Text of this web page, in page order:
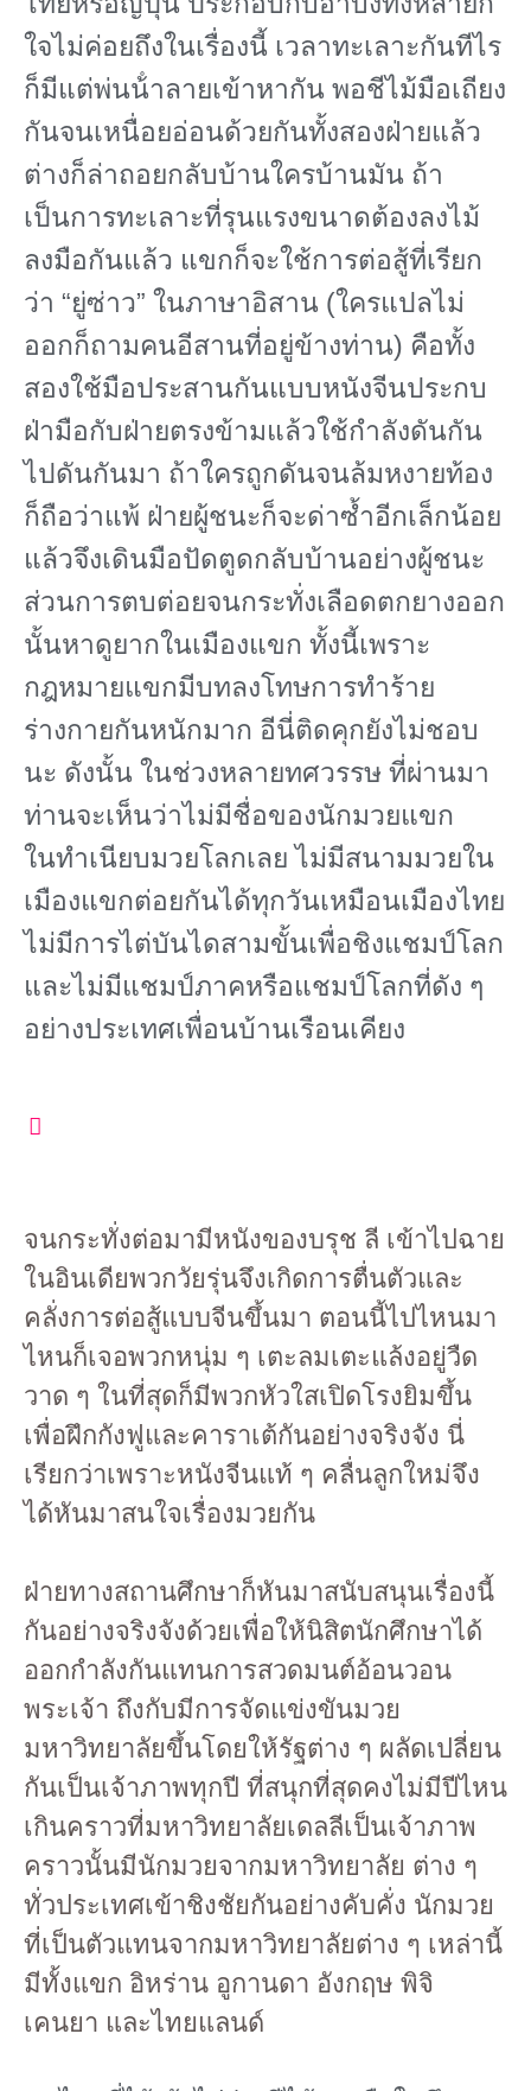
ใจไม่ค่อยถึงในเรื่องนี้ เวลาทะเลาะกันทีไร
ก็มีแต่พ่นน้ําลายเข้าหากัน พอชีไม้มือเถียง
กันจนเหนื่อยอ่อนด้วยกันทั้งสองฝ่ายแล้ว
ต่างก็ล่าถอยกลับบ้านใครบ้านมัน ถ้า
เป็นการทะเลาะที่รุนแรงขนาดต้องลงไม้
ลงมือกันแล้ว แขกก็จะใช้การต่อสู้ที่เรียก
ว่า “ยู่ซ่าว” ในภาษาอิสาน (ใครแปลไม่
ออกก็ถามคนอีสานที่อยู่ข้างท่าน) คือทั้ง
สองใช้มือประสานกันแบบหนังจีนประกบ
ฝ่ามือกับฝ่ายตรงข้ามแล้วใช้กําลังดันกัน
ไปดันกันมา ถ้าใครถูกดันจนล้มหงายท้อง
ก็ถือว่าแพ้ ฝ่ายผู้ชนะก็จะด่าซ้ำอีกเล็กน้อย
แล้วจึงเดินมือปัดตูดกลับบ้านอย่างผู้ชนะ
ส่วนการตบต่อยจนกระทั่งเลือดตกยางออก
นั้นหาดูยากในเมืองแขก ทั้งนี้เพราะ
กฎหมายแขกมีบทลงโทษการทําร้าย
ร่างกายกันหนักมาก อีนี่ติดคุกยังไม่ชอบ
นะ ดังนั้น ในช่วงหลายทศวรรษ ที่ผ่านมา
ท่านจะเห็นว่าไม่มีชื่อของนักมวยแขก
ในทําเนียบมวยโลกเลย ไม่มีสนามมวยใน
เมืองแขกต่อยกันได้ทุกวันเหมือนเมืองไทย
ไม่มีการไต่บันไดสามขั้นเพื่อชิงแชมป์โลก
และไม่มีแชมป์ภาคหรือแชมป์โลกที่ดัง ๆ
อย่างประเทศเพื่อนบ้านเรือนเคียง
จนกระทั่งต่อมามีหนังของบรุช ลี เข้าไปฉาย
ในอินเดียพวกวัยรุ่นจึงเกิดการตื่นตัวและ
คลั่งการต่อสู้แบบจีนขึ้นมา ตอนนี้ไปไหนมา
ไหนก็เจอพวกหนุ่ม ๆ เตะลมเตะแล้งอยู่วืด
วาด ๆ ในที่สุดก็มีพวกหัวใสเปิดโรงยิมขึ้น
เพื่อฝึกกังฟูและคาราเต้กันอย่างจริงจัง นี่
เรียกว่าเพราะหนังจีนแท้ ๆ คลื่นลูกใหม่จึง
ได้หันมาสนใจเรื่องมวยกัน
ฝ่ายทางสถานศึกษาก็หันมาสนับสนุนเรื่องนี้
กันอย่างจริงจังด้วยเพื่อให้นิสิตนักศึกษาได้
ออกกําลังกันแทนการสวดมนต์อ้อนวอน
พระเจ้า ถึงกับมีการจัดแข่งขันมวย
มหาวิทยาลัยขึ้นโดยให้รัฐต่าง ๆ ผลัดเปลี่ยน
กันเป็นเจ้าภาพทุกปี ที่สนุกที่สุดคงไม่มีปีไหน
เกินคราวที่มหาวิทยาลัยเดลลีเป็นเจ้าภาพ
คราวนั้นมีนักมวยจากมหาวิทยาลัย ต่าง ๆ
ทั่วประเทศเข้าชิงชัยกันอย่างคับคั่ง นักมวย
ที่เป็นตัวแทนจากมหาวิทยาลัยต่าง ๆ เหล่านี้
มีทั้งแขก อิหร่าน อูกานดา อังกฤษ พิจิ
เคนยา และไทยแลนด์